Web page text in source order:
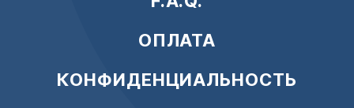
ОПЛАТА
КОНФИДЕНЦИАЛЬНОСТЬ